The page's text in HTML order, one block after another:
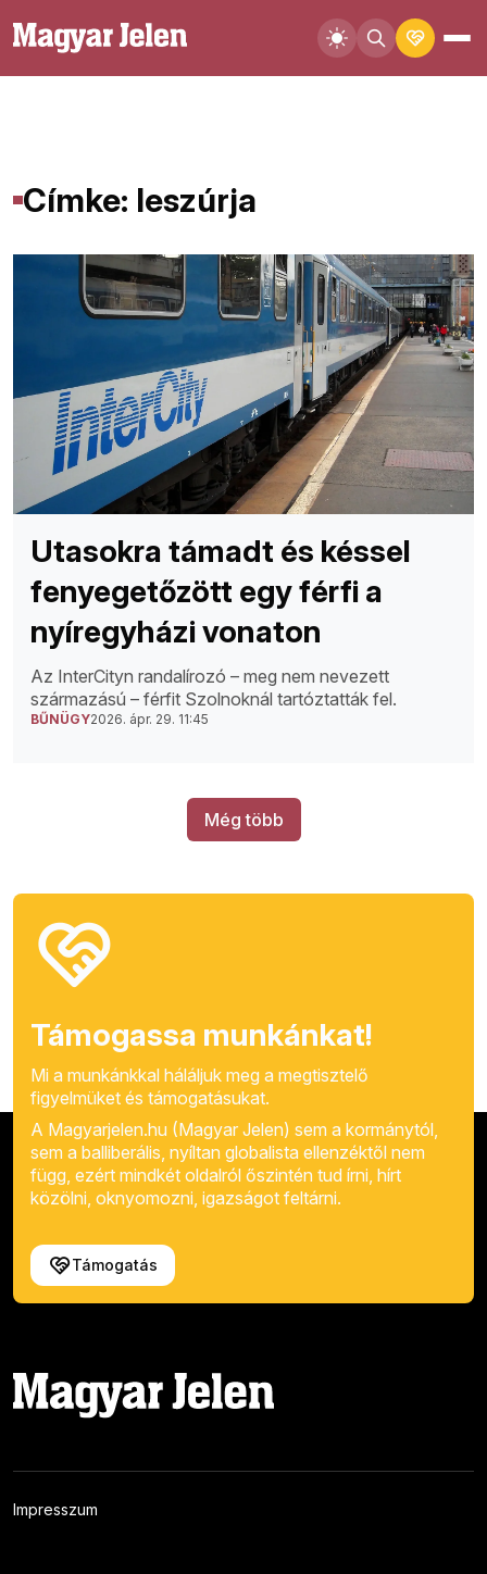
Címke: leszúrja
Utasokra támadt és késsel
fenyegetőzött egy férfi a
nyíregyházi vonaton
Az InterCityn randalírozó – meg nem nevezett
származású – férfit Szolnoknál tartóztatták fel.
BŰNÜGY2026. ápr. 29. 11:45
Még több
Támogassa munkánkat!
Mi a munkánkkal háláljuk meg a megtisztelő
figyelmüket és támogatásukat.
A Magyarjelen.hu (Magyar Jelen) sem a kormánytól,
sem a balliberális, nyíltan globalista ellenzéktől nem
függ, ezért mindkét oldalról őszintén tud írni, hírt
közölni, oknyomozni, igazságot feltárni.
Támogatás
Impresszum